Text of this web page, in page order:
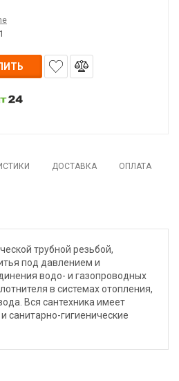
ДОСТАВКА ОПЛАТА
трубной резьбой,
под давлением и
водо- и газопроводных
в системах отопления,
Вся сантехника имеет
санитарно-гигиенические